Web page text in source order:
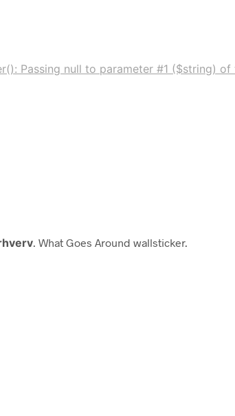
Passing null to parameter #1 ($string)
. What Goes Around wallsticker.